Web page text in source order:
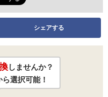
シェアする
しませんか？
選択可能！